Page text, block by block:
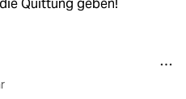
Quittung geben!